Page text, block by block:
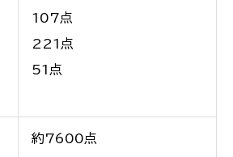
107点
221点
51点
約7600点